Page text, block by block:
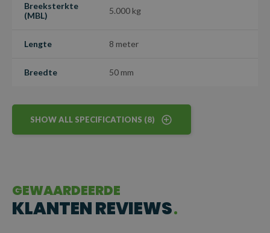
Breeksterkte
(MBL)
5.000 kg
Lengte 8 meter
Breedte 50 mm
SHOW ALL SPECIFICATIONS (8)
GEWAARDEERDE
KLANTEN REVIEWS